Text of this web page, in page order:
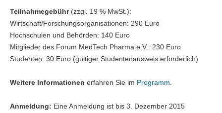
Teilnahmegebühr(zzgl. 19 % MwSt.):
Wirtschaft/Forschungsorganisationen: 290 Euro
Hochschulen und Behörden: 140 Euro
Mitglieder des Forum MedTech Pharma e.V.: 230 Euro
Studenten: 30 Euro (gültiger Studentenausweis erforderlich)
Weitere Informationen erfahren Sie im Programm
Anmeldung: Eine Anmeldung ist bis 3. Dezember 2015